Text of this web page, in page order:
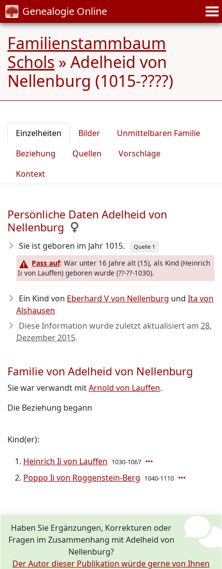
Genealogie Online
Familienstammbaum
Schols » Adelheid von
Nellenburg (1015-????)
Einzelheiten Bilder
Unmittelbaren Familie
Beziehung
Quellen
Vorschläge
Kontext
Persönliche Daten Adelheid von
Nellenburg
Sie ist geboren im Jahr 1015. Quelle 1
Pass auf: War unter 16 Jahre alt (15), als Kind (Heinrich
Ii von Lauffen) geboren wurde (??-??-1030).
Ein Kind von Eberhard V von Nellenburg und Ita von
Alshausen
Diese Information wurde zuletzt aktualisiert am 28.
Dezember 2015.
Familie von Adelheid von Nellenburg
Sie war verwandt mitArnold von Lauffen.
Die Beziehung begann
Kind(er):
Heinrich Ii von Lauffen 1030-1067
Poppo Ii von Roggenstein-Berg 1040-1110
Haben Sie Ergänzungen, Korrekturen oder
Fragen im Zusammenhang mit Adelheid von
Nellenburg?
Der Autor dieser Publikation würde gerne von Ihnen